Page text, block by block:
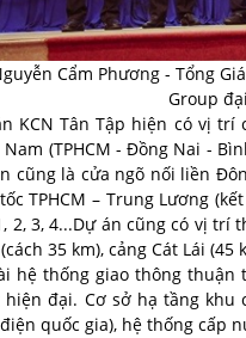
Cẩm Phương - Tổng
Group
KCN Tân Tập hiện có vị
(TPHCM - Đồng Nai -
cũng là cửa ngõ nối liền
TPHCM – Trung Lương
2, 3, 4...Dự án cũng có vị trí
35 km), cảng Cát Lái
hệ thống giao thông
hiện đại. Cơ sở hạ tầng khu
quốc gia), hệ thống cấp